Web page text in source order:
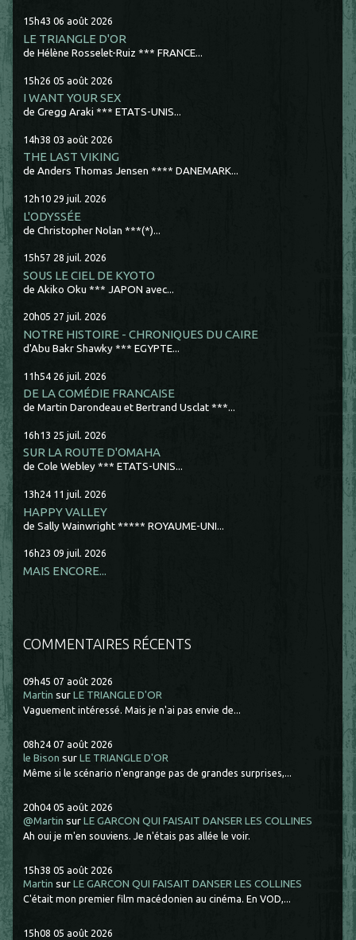
15h43 06 août 2026
LE TRIANGLE D'OR
de Hélène Rosselet-Ruiz *** FRANCE...
15h26 05 août 2026
I WANT YOUR SEX
de Gregg Araki *** ETATS-UNIS...
14h38 03 août 2026
THE LAST VIKING
de Anders Thomas Jensen **** DANEMARK...
12h10 29 juil. 2026
L'ODYSSÉE
de Christopher Nolan ***(*)...
15h57 28 juil. 2026
SOUS LE CIEL DE KYOTO
de Akiko Oku *** JAPON avec...
20h05 27 juil. 2026
NOTRE HISTOIRE - CHRONIQUES DU CAIRE
d'Abu Bakr Shawky *** EGYPTE...
11h54 26 juil. 2026
DE LA COMÉDIE FRANCAISE
de Martin Darondeau et Bertrand Usclat ***...
16h13 25 juil. 2026
SUR LA ROUTE D'OMAHA
de Cole Webley *** ETATS-UNIS...
13h24 11 juil. 2026
HAPPY VALLEY
de Sally Wainwright ***** ROYAUME-UNI...
16h23 09 juil. 2026
MAIS ENCORE...
COMMENTAIRES RÉCENTS
09h45 07 août 2026
Martin surLE TRIANGLE D'OR
Vaguement intéressé. Mais je n'ai pas envie de...
08h24 07 août 2026
le Bison surLE TRIANGLE D'OR
Même si le scénario n'engrange pas de grandes surprises,...
20h04 05 août 2026
@Martin surLE GARCON QUI FAISAIT DANSER LES COLLINES
Ah oui je m'en souviens. Je n'étais pas allée le voir.
15h38 05 août 2026
Martin surLE GARCON QUI FAISAIT DANSER LES COLLINES
C'était mon premier film macédonien au cinéma. En VOD,...
15h08 05 août 2026